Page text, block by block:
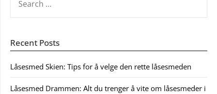
FOR:
Recent Posts
Låsesmed Skien: Tips for å velge den rette låsesmeden
Låsesmed Drammen: Alt du trenger å vite om låsesmeder i